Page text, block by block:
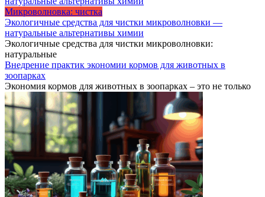
Микроволновка: чистка
Экологичные средства для чистки микроволновки —
натуральные альтернативы химии
Экологичные средства для чистки микроволновки:
натуральные
Внедрение практик экономии кормов для животных в
зоопарках
Экономия кормов для животных в зоопарках – это не только